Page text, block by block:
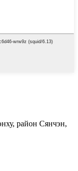
район Сянчэн,